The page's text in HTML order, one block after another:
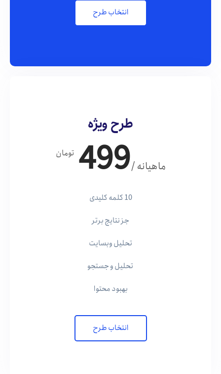
انتخاب طرح
طرح ویژه
تومان 499 / ماهیانه
10 کلمه کلیدی
جز نتایج برتر
تحلیل وبسایت
تحلیل و جستجو
بهبود محتوا
انتخاب طرح